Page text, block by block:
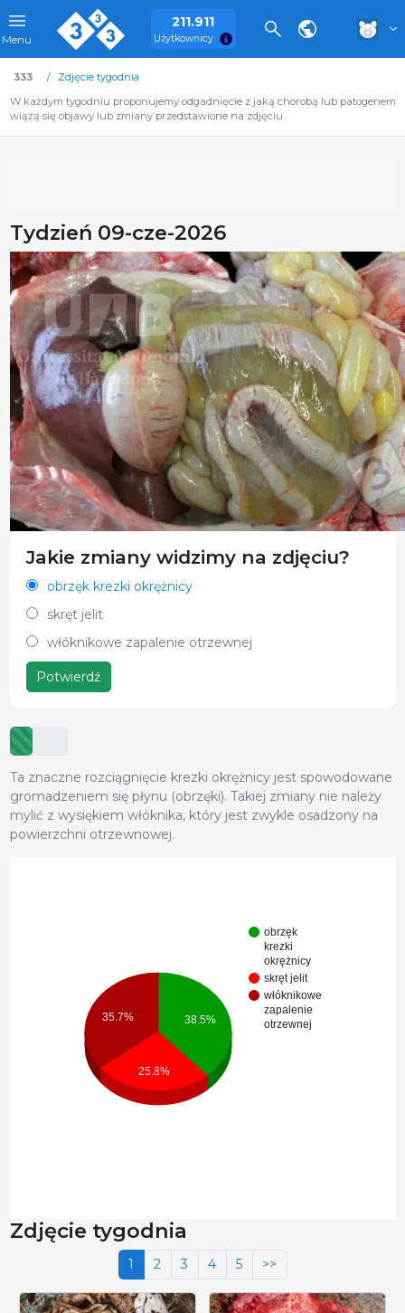
Menu
211.911
Użytkownicy
333
Zdjęcie tygodnia
W każdym tygodniu proponujemy odgadnięcie z jaką chorobą lub patogenem
wiążą się objawy lub zmiany przedstawione na zdjęciu.
Tydzień 09-cze-2026
Jakie zmiany widzimy na zdjęciu?
obrzęk krezki okrężnicy
skręt jelit
włóknikowe zapalenie otrzewnej
Potwierdź
Ta znaczne rozciągnięcie krezki okrężnicy jest spowodowane
gromadzeniem się płynu (obrzęki). Takiej zmiany nie należy
mylić z wysiękiem włóknika, który jest zwykle osadzony na
powierzchni otrzewnowej.
obrzęk
krezki
okrężnicy
skręt jelit
włóknikowe
zapalenie
otrzewnej
38.5%
35.7%
25.8%
Zdjęcie tygodnia
1 2 3 4 5 >>